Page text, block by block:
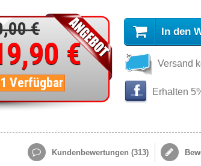
€
€
Verfügbar
In den
Versand
Erhalten
Kundenbewertungen (313)